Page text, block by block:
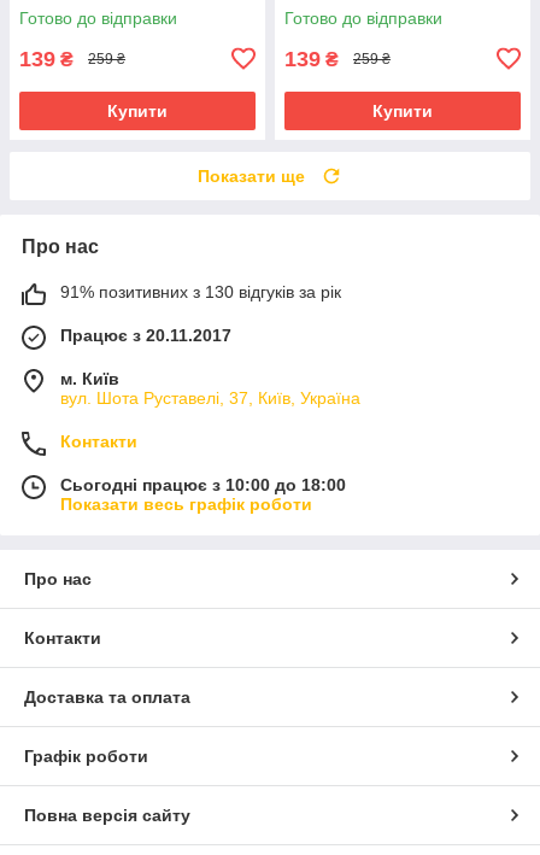
Готово до відправки
139 ₴ 259 ₴
Купити
Готово до відправки
139 ₴ 259 ₴
Купити
Показати ще
Про нас
91% позитивних з 130 відгуків за рік
Працює з 20.11.2017
м. Київ
вул. Шота Руставелі, 37, Київ, Україна
Контакти
Сьогодні працює з 10:00 до 18:00
Показати весь графік роботи
Про нас
Контакти
Доставка та оплата
Графік роботи
Повна версія сайту